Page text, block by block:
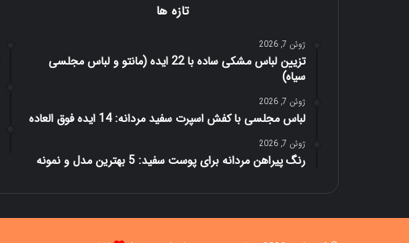
تازه ها
ژوئن 7, 2026
تزیین لباس مشکی ساده با 22 ایده (مانتو و لباس مجلسی
سیاه)
ژوئن 7, 2026
لباس مجلسی با کفش اسپرت سفید مردانه: 14 ایده فوق العاده
ژوئن 7, 2026
رنگ پیراهن مردانه برای پوست سفید: 5 بهترین مدل و نمونه